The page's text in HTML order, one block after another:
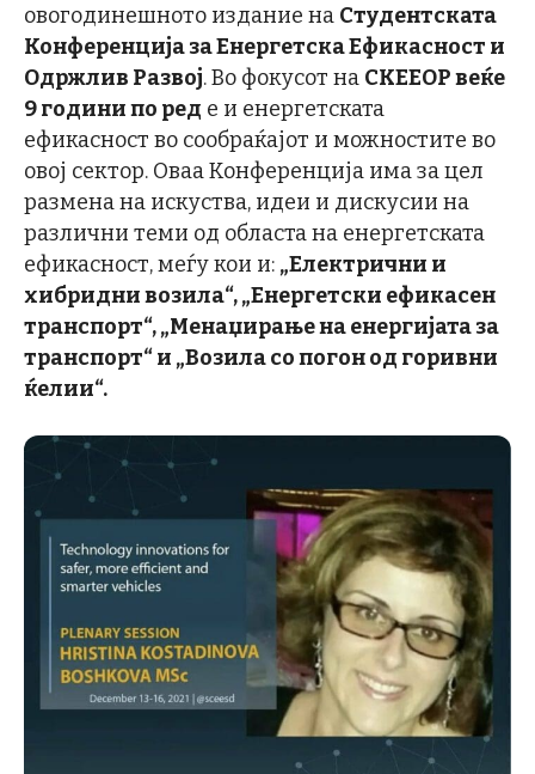
овогодинешното издание на Студентската
Конференција за Енергетска Ефикасност и
Одржлив Развој. Во фокусот на СКЕЕОР веќе
9 години по ред е и енергетската
ефикасност во сообраќајот и можностите во
овој сектор. Оваа Конференција има за цел
размена на искуства, идеи и дискусии на
различни теми од областа на енергетската
ефикасност, меѓу кои и: „Електрични и
хибридни возила“, „Енергетски ефикасен
транспорт“, „Менаџирање на енергијата за
транспорт“ и „Возила со погон од горивни
ќелии“.